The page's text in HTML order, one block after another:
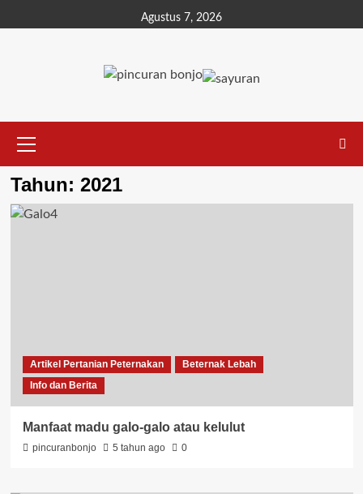
Agustus 7, 2026
Tahun: 2021
Artikel Pertanian Peternakan
Beternak Lebah
Info dan Berita
Manfaat madu galo-galo atau kelulut
pincuranbonjo 5 tahun ago 0